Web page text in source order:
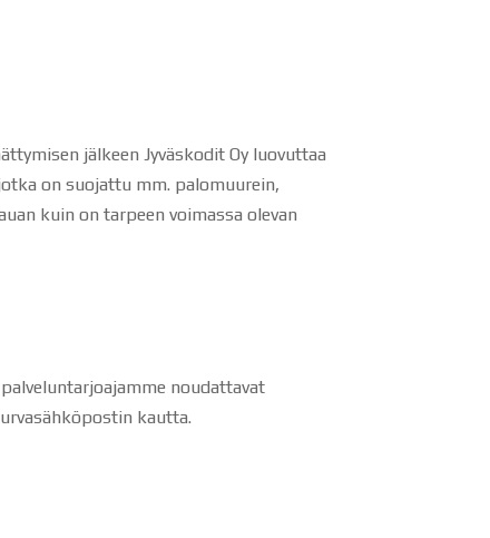
jälkeen Jyväskodit Oy luovuttaa
on suojattu mm. palomuurein,
kuin on tarpeen voimassa olevan
noudattavat
kautta.